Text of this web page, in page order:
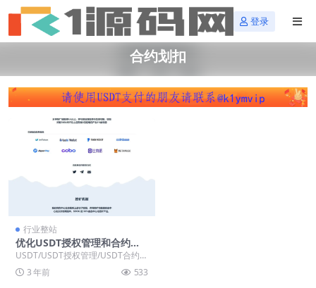
登录
合约划扣
行业整站
优化USDT授权管理和合约划
扣的方式/实现无限开代理商并
采用冷钱包机制
USDT/USDT授权管理/USDT合约划
扣/无限开代理商/冷钱包 全新版
本，E...
3 年前 533